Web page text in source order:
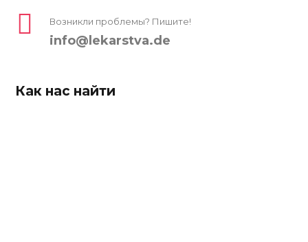
Возникли проблемы? Пишите!
info@lekarstva.de
Как нас найти